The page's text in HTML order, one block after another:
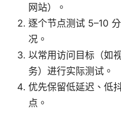
网站）。
逐个节点测试 5–10
况。
以常用访问目标（如
务）进行实际测试。
优先保留低延迟、低
点。